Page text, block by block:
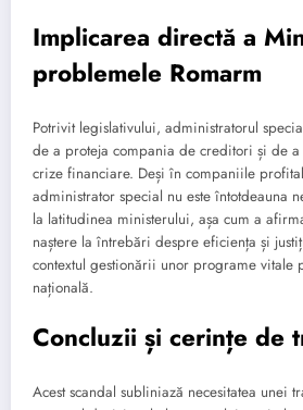
Implicarea directă a
problemele Romarm
Potrivit legislativului, administratorul
de a proteja compania de creditori și de a
crize financiare. Deși în companiile
administrator special nu este întotdeauna
la latitudinea ministerului, așa cum a
naștere la întrebări despre eficiența și
contextul gestionării unor programe vitale
națională.
Concluzii și cerințe de
Acest scandal subliniază necesitatea unei